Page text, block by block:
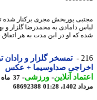
پوربخش مجری برکنار شده
دامادی به محمدرضا گلزار و
که او در این مدت به هر اتفاق
تمسخر گلزار و رادان
صداوسیما + عکس
آنلاین-ورزشی-
01:28
68692388